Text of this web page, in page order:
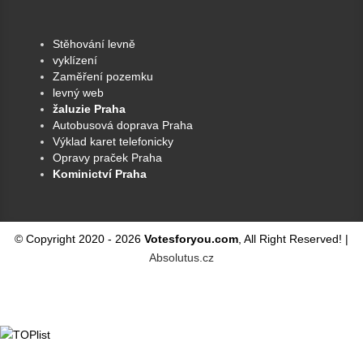
Stěhování levně
vyklízení
Zaměření pozemku
levný web
žaluzie Praha
Autobusová doprava Praha
Výklad karet telefonicky
Opravy praček Praha
Kominictví Praha
© Copyright 2020 - 2026 Votesforyou.com, All Right Reserved! |
Absolutus.cz